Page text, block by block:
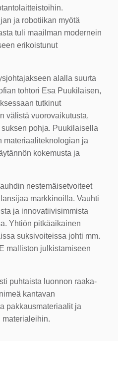
ja robotiikan myötä
tuli maailman modernein
erikoistunut
alalla suurta
tohtori Esa Puukilaisen,
tutkinut
välistä vuorovaikutusta,
pohja. Puukilaisella
materiaaliteknologian ja
kokemusta ja
nestemäisetvoiteet
markkinoilla. Vauhti
ja innovatiivisimmista
Yhtiön pitkäaikainen
suksivoiteissa johti mm.
malliston julkistamiseen
puhtaista luonnon raaka-
kantavan
pakkausmateriaalit ja
materialeihin.